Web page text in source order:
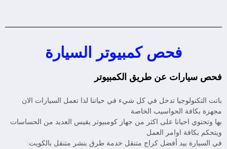
فحص كمبيوتر السيارة
فحص سيارات عن طريق الكمبيوتر
باتت التكنولوجيا تدخل في كل شيء في حياتنا لذا تعمل السيارات الان
مجهزة بكافة الحواسيب الخاصة
بها وتحتوي احيانا على اكثر من جهاز كومبيوتر يقيس العديد من الحساسات
ويتحكم بكافة اوامر العمل
في السيارة بيد أفضل كراج متنقل خدمة طرق بنشر متنقل بالكويت: